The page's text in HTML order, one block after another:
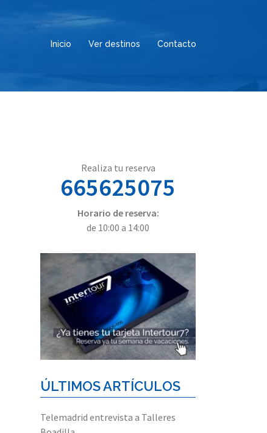
Inicio Ver destinos Contacto
Realiza tu reserva
665625075
Horario de reserva:
de 10:00 a 14:00
ÚLTIMOS ARTÍCULOS
Telemadrid entrevista a Talleres